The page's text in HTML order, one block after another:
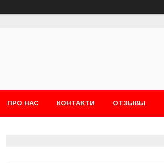
ПРО НАС КОНТАКТИ ОТЗЫВЫ